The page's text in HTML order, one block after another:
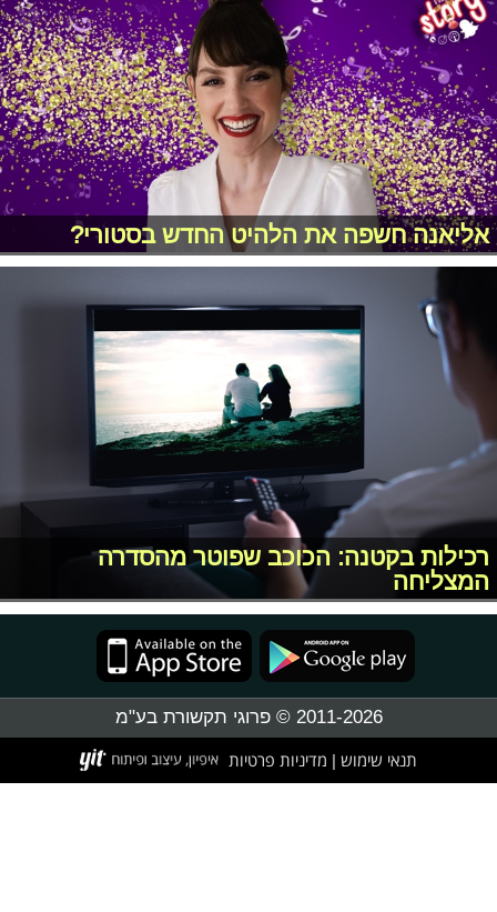
אליאנה חשפה את הלהיט החדש בסטורי?
רכילות בקטנה: הכוכב שפוטר מהסדרה
המצליחה
2011-2026 © פרוגי תקשורת בע"מ
תנאי שימוש מדיניות פרטיות